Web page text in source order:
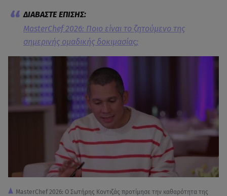
MasterChef 2026: Ποιο είναι το ζητούμενο της
σημερινής ομαδικής δοκιμασίας;
MasterChef 2026: Ο Σωτήρης Κοντιζάς προτίμησε την καθαρότητα της